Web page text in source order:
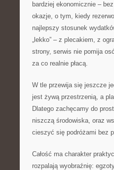
bardziej ekonomicznie –
okazje, o tym, kiedy
najlepszy stosunek
„lekko” – z plecakiem, z
strony, serwis nie pomija
za co realnie płacą.
W tle przewija się jeszcze
jest żywą przestrzenią, a
Dlatego zachęcamy do
niszczą środowiska, oraz
cieszyć się podróżami bez
Całość ma charakter
rozpalają wyobraźnię: